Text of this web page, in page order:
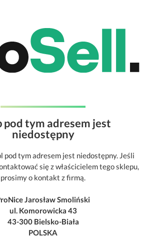
pod tym adresem jest
niedostępny
pod tym adresem jest niedostępny. Jeśli
się z właścicielem tego sklepu,
prosimy o kontakt z firmą.
Jarosław Smoliński
ul. Komorowicka 43
43-300 Bielsko-Biała
POLSKA